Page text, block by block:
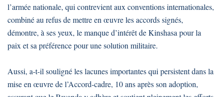
l’armée nationale, qui contrevient aux conventions internationales,
combiné au refus de mettre en œuvre les accords signés,
démontre, à ses yeux, le manque d’intérêt de Kinshasa pour la
paix et sa préférence pour une solution militaire.
Aussi, a-t-il souligné les lacunes importantes qui persistent dans la
mise en œuvre de l’Accord-cadre, 10 ans après son adoption,